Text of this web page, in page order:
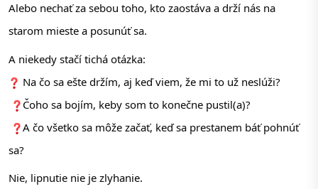
Alebo nechať za sebou toho, kto zaostáva a drží nás na
starom mieste a posunúť sa.
A niekedy stačí tichá otázka:
Na čo sa ešte držím, aj keď viem, že mi to už neslúži?
Čoho sa bojím, keby som to konečne pustil(a)?
A čo všetko sa môže začať, keď sa prestanem báť pohnúť
sa?
Nie, lipnutie nie je zlyhanie.